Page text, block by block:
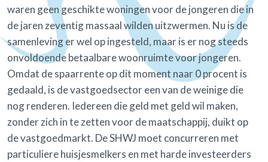
waren geen geschikte woningen voor de jongeren die in
de jaren zeventig massaal wilden uitzwermen. Nu is de
samenleving er wel op ingesteld, maar is er nog steeds
onvoldoende betaalbare woonruimte voor jongeren.
Omdat de spaarrente op dit moment naar 0 procent is
gedaald, is de vastgoedsector een van de weinige die
nog renderen. Iedereen die geld met geld wil maken,
zonder zich in te zetten voor de maatschappij, duikt op
de vastgoedmarkt. De SHWJ moet concurreren met
particuliere huisjesmelkers en met harde investeerders